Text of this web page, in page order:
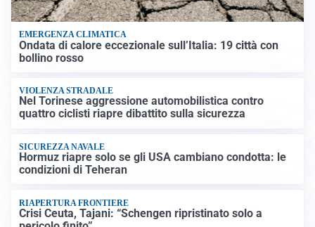
EMERGENZA CLIMATICA
Ondata di calore eccezionale sull’Italia: 19 città con
bollino rosso
VIOLENZA STRADALE
Nel Torinese aggressione automobilistica contro
quattro ciclisti riapre dibattito sulla sicurezza
SICUREZZA NAVALE
Hormuz riapre solo se gli USA cambiano condotta: le
condizioni di Teheran
RIAPERTURA FRONTIERE
Crisi Ceuta, Tajani: “Schengen ripristinato solo a